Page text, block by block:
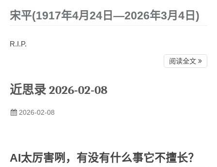
宋平(1917年4月24日—2026年3月4日)
R.I.P.
阅读全文
近思录 2026-02-08
2026-02-08
AI太厉害咧，有没有什么事它不擅长？